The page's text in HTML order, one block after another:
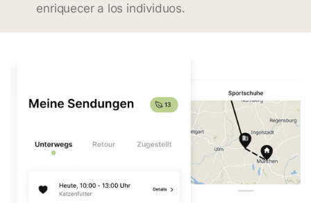
enriquecer a los individuos.